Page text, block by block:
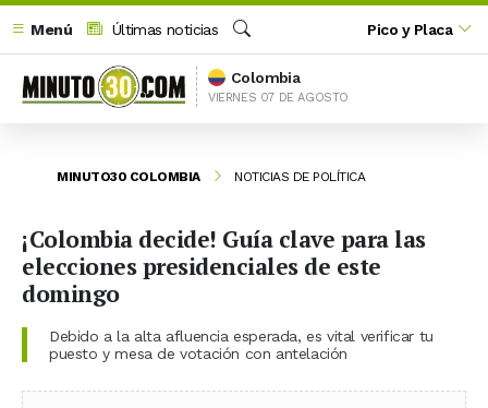
Menú
Últimas noticias
Buscar
Pico y Placa
Colombia
VIERNES 07 DE AGOSTO
MINUTO30 COLOMBIA NOTICIAS DE POLÍTICA
¡Colombia decide! Guía clave para las
elecciones presidenciales de este
domingo
Debido a la alta afluencia esperada, es vital verificar tu
puesto y mesa de votación con antelación